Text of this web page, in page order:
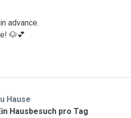
advance.
🐶💕
Hause
Hausbesuch pro Tag